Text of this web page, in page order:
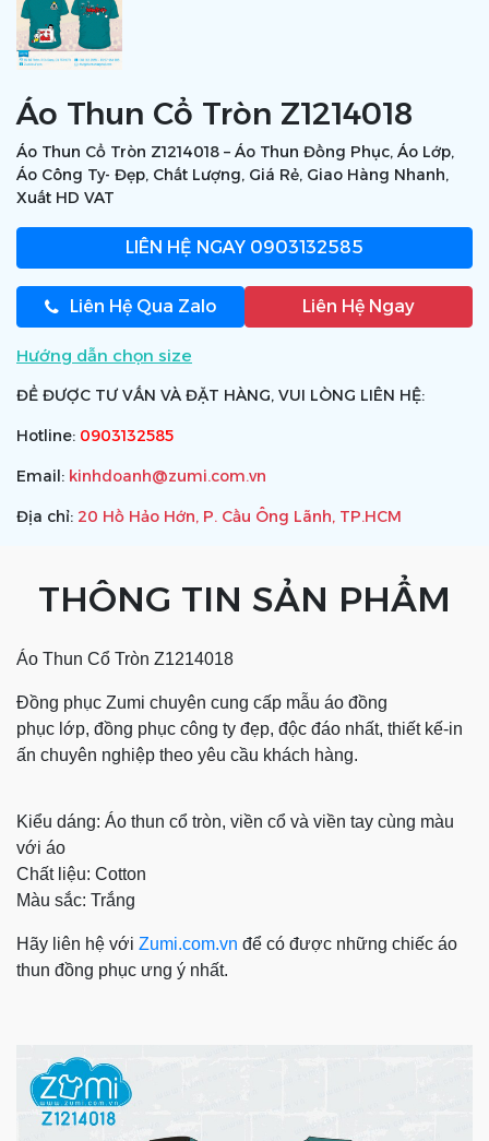
Áo Thun Cổ Tròn Z1214018
Áo Thun Cổ Tròn Z1214018 – Áo Thun Đồng Phục, Áo Lớp,
Áo Công Ty- Đẹp, Chất Lượng, Giá Rẻ, Giao Hàng Nhanh,
Xuất HD VAT
LIÊN HỆ NGAY 0903132585
Liên Hệ Qua Zalo Liên Hệ Ngay
Hướng dẫn chọn size
ĐỂ ĐƯỢC TƯ VẤN VÀ ĐẶT HÀNG, VUI LÒNG LIÊN HỆ:
Hotline: 0903132585
Email: kinhdoanh@zumi.com.vn
Địa chỉ: 20 Hồ Hảo Hớn, P. Cầu Ông Lãnh, TP.HCM
THÔNG TIN SẢN PHẨM
Áo Thun Cổ Tròn Z1214018
Đồng phục Zumi chuyên cung cấp mẫu áo đồng
phục lớp, đồng phục công ty đẹp, độc đáo nhất, thiết kế-in
ấn chuyên nghiệp theo yêu cầu khách hàng.
Kiểu dáng: Áo thun cổ tròn, viền cổ và viền tay cùng màu
với áo
Chất liệu: Cotton
Màu sắc: Trắng
Hãy liên hệ với Zumi.com.vn để có được những chiếc áo
thun đồng phục ưng ý nhất.